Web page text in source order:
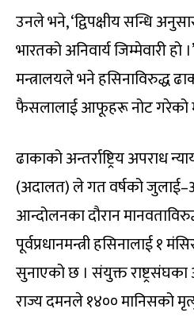
उनले भने, ‘द्विपक्षीय सन्धि
भारतको अनिवार्य जिम्मेवारी हो
मन्त्रालयले भने हसिनाविरुद्ध
फैसलालाई आफूहरू नोट गरेको
ढाकाको अन्तर्राष्ट्रिय अपराध
(अदालत) ले गत वर्षको
आन्दोलनका दौरान
पूर्वप्रधानमन्त्री हसिनालाई १
सुनाएको छ । संयुक्त
राज्य दमनले १४०० मानिसको